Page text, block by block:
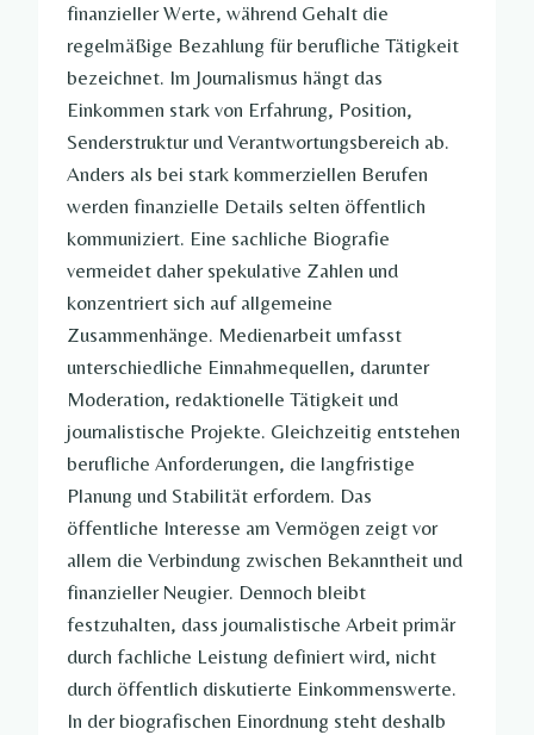
finanzieller Werte, während Gehalt die
regelmäßige Bezahlung für berufliche Tätigkeit
bezeichnet. Im Journalismus hängt das
Einkommen stark von Erfahrung, Position,
Senderstruktur und Verantwortungsbereich ab.
Anders als bei stark kommerziellen Berufen
werden finanzielle Details selten öffentlich
kommuniziert. Eine sachliche Biografie
vermeidet daher spekulative Zahlen und
konzentriert sich auf allgemeine
Zusammenhänge. Medienarbeit umfasst
unterschiedliche Einnahmequellen, darunter
Moderation, redaktionelle Tätigkeit und
journalistische Projekte. Gleichzeitig entstehen
berufliche Anforderungen, die langfristige
Planung und Stabilität erfordern. Das
öffentliche Interesse am Vermögen zeigt vor
allem die Verbindung zwischen Bekanntheit und
finanzieller Neugier. Dennoch bleibt
festzuhalten, dass journalistische Arbeit primär
durch fachliche Leistung definiert wird, nicht
durch öffentlich diskutierte Einkommenswerte.
In der biografischen Einordnung steht deshalb